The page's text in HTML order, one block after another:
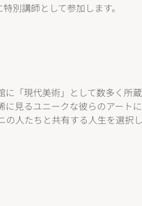
別講師として参加します。
「現代美術」として数多く所
見るユニークな彼らのアート
人たちと共有する人生を選択